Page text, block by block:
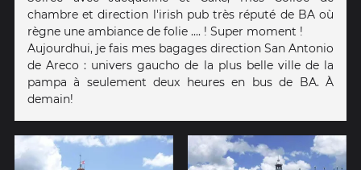
chambre et direction l'irish pub très réputé de BA où
règne une ambiance de folie .... ! Super moment !
Aujourdhui, je fais mes bagages direction San Antonio
de Areco : univers gaucho de la plus belle ville de la
pampa à seulement deux heures en bus de BA. À
demain!